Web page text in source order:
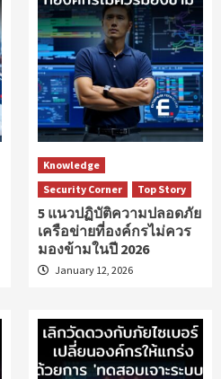
Knowledge
Security Corner
Top Story
5 แนวปฏิบัติความปลอดภัย
เครือข่ายที่องค์กรไม่ควร
มองข้ามในปี 2026
January 12, 2026